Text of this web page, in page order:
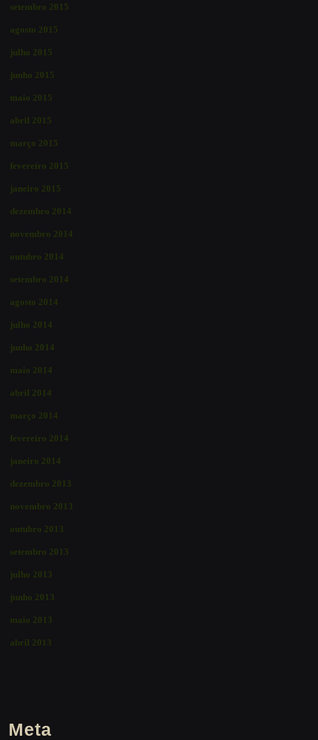
setembro 2015
agosto 2015
julho 2015
junho 2015
maio 2015
abril 2015
março 2015
fevereiro 2015
janeiro 2015
dezembro 2014
novembro 2014
outubro 2014
setembro 2014
agosto 2014
julho 2014
junho 2014
maio 2014
abril 2014
março 2014
fevereiro 2014
janeiro 2014
dezembro 2013
novembro 2013
outubro 2013
setembro 2013
julho 2013
junho 2013
maio 2013
abril 2013
Meta